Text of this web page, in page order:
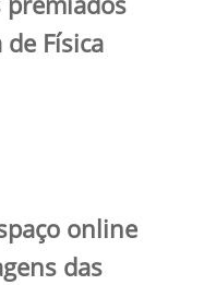
Física
online
das